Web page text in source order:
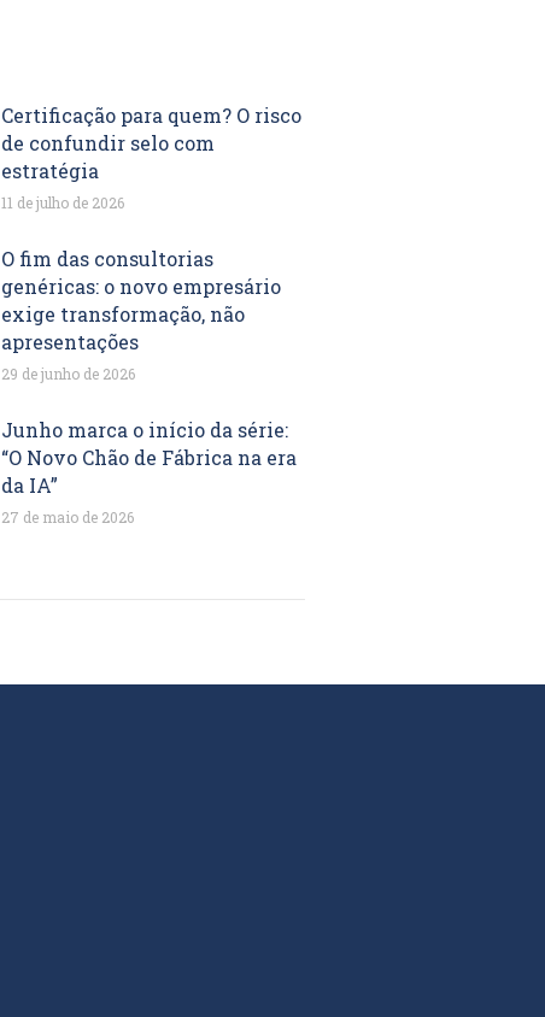
Certificação para quem? O risco
de confundir selo com
estratégia
11 de julho de 2026
O fim das consultorias
genéricas: o novo empresário
exige transformação, não
apresentações
29 de junho de 2026
Junho marca o início da série:
“O Novo Chão de Fábrica na era
da IA”
27 de maio de 2026